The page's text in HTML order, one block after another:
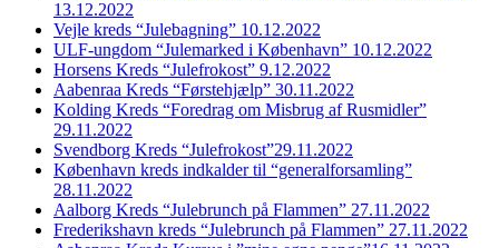
13.12.2022
Vejle kreds “Julebagning” 10.12.2022
ULF-ungdom “Julemarked i København” 10.12.2022
Horsens Kreds “Julefrokost” 9.12.2022
Aabenraa Kreds “Førstehjælp” 30.11.2022
Kolding Kreds “Foredrag om Misbrug af Rusmidler”
29.11.2022
Svendborg Kreds “Julefrokost”29.11.2022
København kreds indkalder til “generalforsamling”
28.11.2022
Aalborg Kreds “Julebrunch på Flammen” 27.11.2022
Frederikshavn kreds “Julebrunch på Flammen” 27.11.2022